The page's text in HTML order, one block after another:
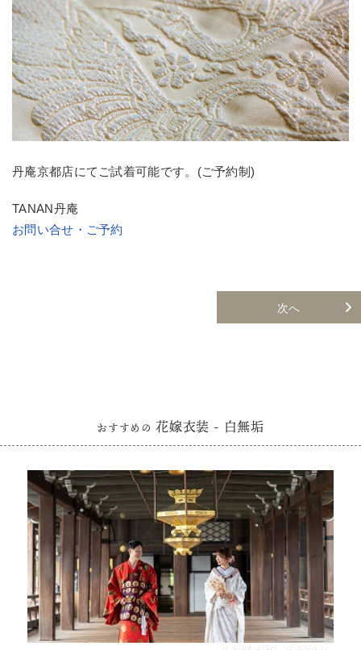
丹庵京都店にてご試着可能です。(ご予約制)
TANAN丹庵
お問い合せ・ご予約
次へ
おすすめの 花嫁衣装 - 白無垢